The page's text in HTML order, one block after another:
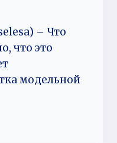
– Что
что это
модельной